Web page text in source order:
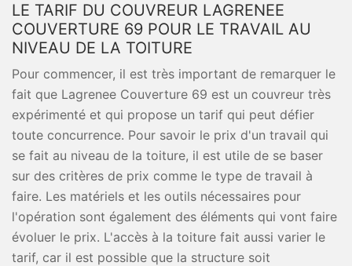
LE TARIF DU COUVREUR LAGRENEE
COUVERTURE 69 POUR LE TRAVAIL AU
NIVEAU DE LA TOITURE
Pour commencer, il est très important de remarquer le
fait que Lagrenee Couverture 69 est un couvreur très
expérimenté et qui propose un tarif qui peut défier
toute concurrence. Pour savoir le prix d'un travail qui
se fait au niveau de la toiture, il est utile de se baser
sur des critères de prix comme le type de travail à
faire. Les matériels et les outils nécessaires pour
l'opération sont également des éléments qui vont faire
évoluer le prix. L'accès à la toiture fait aussi varier le
tarif, car il est possible que la structure soit